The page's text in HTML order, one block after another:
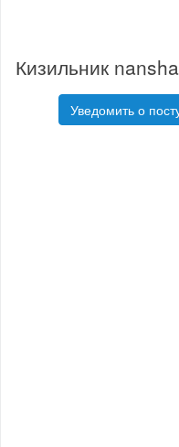
Кизильник
Уведомить о